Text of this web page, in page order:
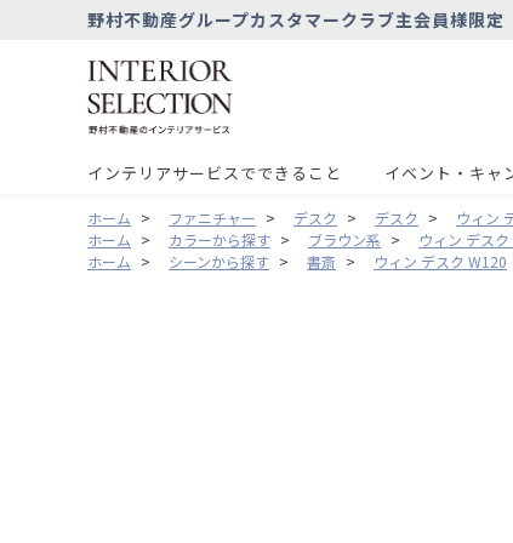
野村不動産グループカスタマークラブ主会員様限定
インテリアサービスでできること イベント・キャ
ホーム > ファニチャー > デスク > デスク >
ウィン
ホーム > カラーから探す > ブラウン系 >
ウィン デス
ホーム > シーンから探す > 書斎 > ウィン デスク W120